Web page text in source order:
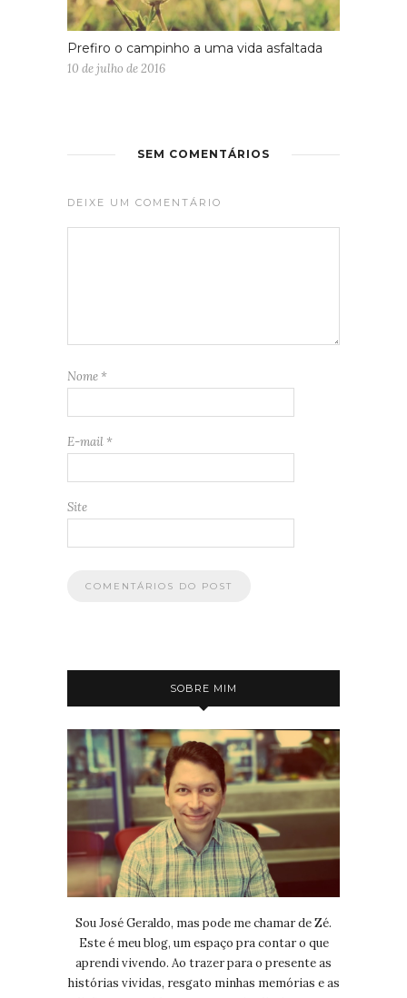
Prefiro o campinho a uma vida asfaltada
10 de julho de 2016
SEM COMENTÁRIOS
DEIXE UM COMENTÁRIO
Nome *
E-mail *
Site
SOBRE MIM
Sou José Geraldo, mas pode me chamar de Zé.
Este é meu blog, um espaço pra contar o que
aprendi vivendo. Ao trazer para o presente as
histórias vividas, resgato minhas memórias e as